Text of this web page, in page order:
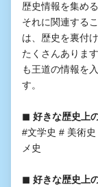
歴史情報を集め
それに関連する
は、歴史を裏付
たくさんありま
も王道の情報を
す。
◼︎ 好きな歴史上
#文学史 # 美術
メ史
◼︎ 好きな歴史上